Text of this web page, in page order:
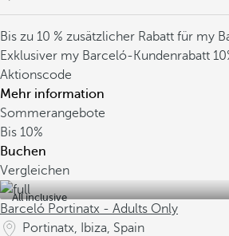
Bis zu 10 % zusätzlicher Rabatt für my
Exklusiver my Barceló-Kundenrabatt
Aktionscode
Mehr information
Sommerangebote
Bis 10%
Buchen
Vergleichen
All inclusive
Barceló Portinatx - Adults Only
Portinatx, Ibiza, Spain